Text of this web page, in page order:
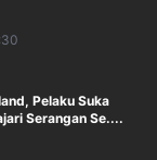
Pelaku Suka
Serangan Se....